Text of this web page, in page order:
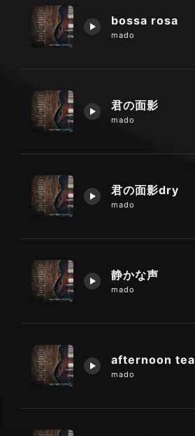
bossa rosa
mado
君の面影
mado
君の面影dry
mado
静かな声
mado
afternoon tea
mado